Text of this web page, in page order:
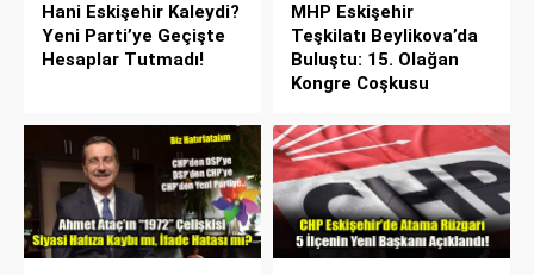
Hani Eskişehir Kaleydi?
Yeni Parti’ye Geçişte
Hesaplar Tutmadı!
MHP Eskişehir
Teşkilatı Beylikova’da
Buluştu: 15. Olağan
Kongre Coşkusu